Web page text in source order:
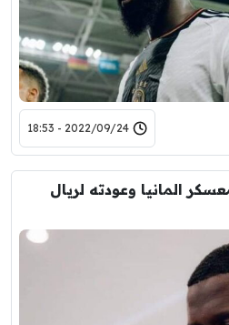
2022/09/24 - 18:53
المانيا وعودته لريال